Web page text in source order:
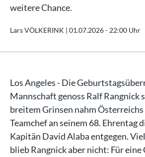
weitere Chance.
Lars VÖLKERINK | 01.07.2026 - 22:00 Uhr
Los Angeles - Die
Mannschaft genoss Ralf Rangnick
breitem Grinsen nahm
Teamchef an seinem 68. Ehrentag
Kapitän David Alaba entgegen.
blieb Rangnick aber nicht: Für